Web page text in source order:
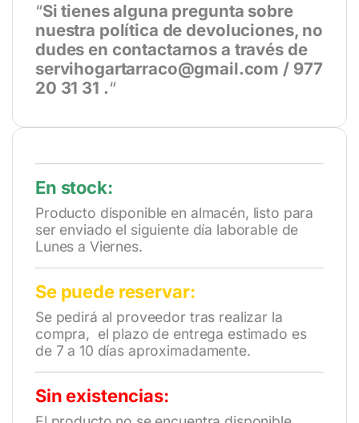
“Si tienes alguna pregunta sobre
nuestra política de devoluciones, no
dudes en contactarnos a través de
servihogartarraco@gmail.com / 977
20 31 31 .“
En stock:
Producto disponible en almacén, listo para
ser enviado el siguiente día laborable de
Lunes a Viernes.
Se puede reservar:
Se pedirá al proveedor tras realizar la
compra, el plazo de entrega estimado es
de 7 a 10 días aproximadamente.
Sin existencias: